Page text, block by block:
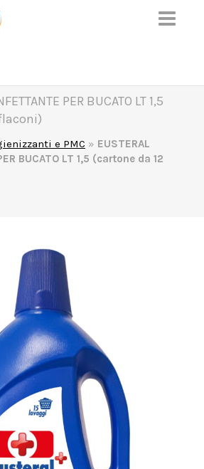
PER BUCATO LT 1,5
e PMC » EUSTERAL
BUCATO LT 1,5 (cartone da 12